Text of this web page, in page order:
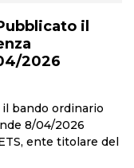
il
2026
bando ordinario
8/04/2026
ente titolare del